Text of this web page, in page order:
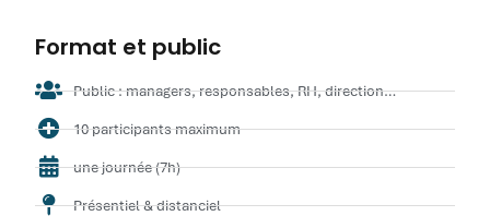
Format et public
Public : managers, responsables, RH, direction…
10 participants maximum
une journée (7h)
Présentiel & distanciel